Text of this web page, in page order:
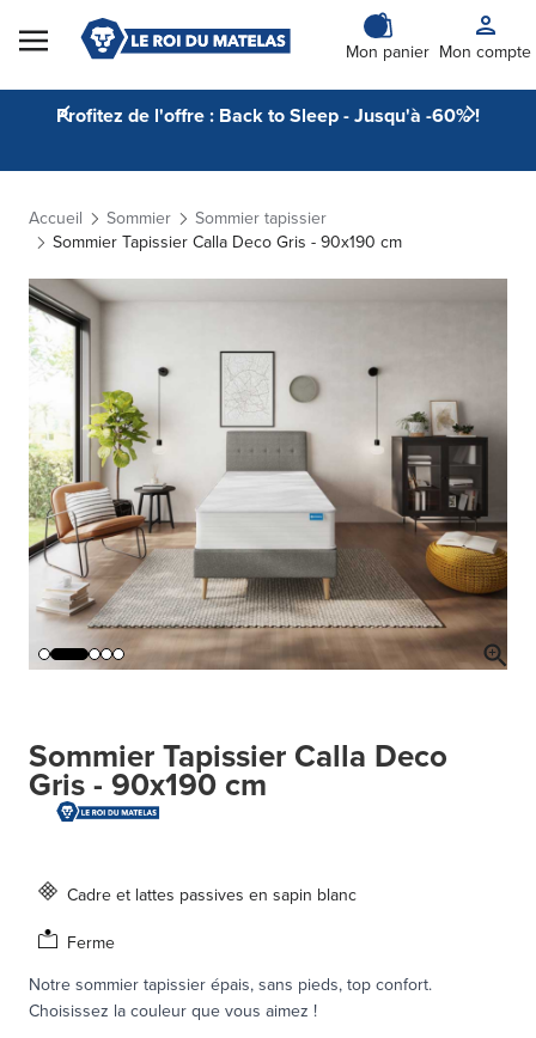
Skip to Content
Mon panier Mon compte
Profitez de l'offre : Back to Sleep - Jusqu'à -60% !
Accueil Sommier
Sommier tapissier
Sommier Tapissier Calla Deco Gris - 90x190 cm
Sommier Tapissier Calla Deco
Gris - 90x190 cm
Cadre et lattes passives en sapin blanc
Ferme
Notre sommier tapissier épais, sans pieds, top confort.
Choisissez la couleur que vous aimez !